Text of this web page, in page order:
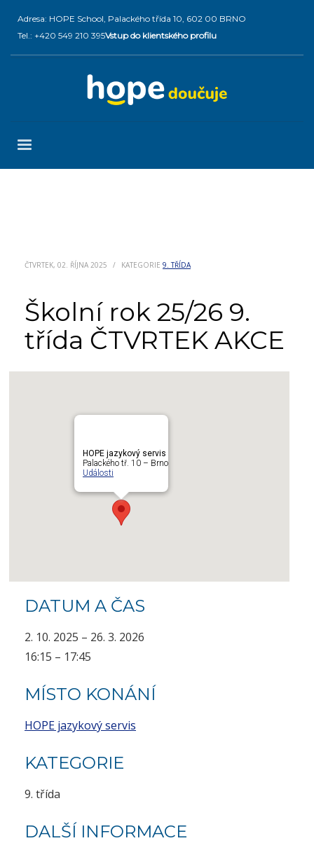
Adresa: HOPE School, Palackého třída 10, 602 00 BRNO
Tel.: +420 549 210 395Vstup do klientského profilu
ČTVRTEK, 02. ŘÍJNA 2025 / KATEGORIE 9. TŘÍDA
Školní rok 25/26 9.
třída ČTVRTEK AKCE
HOPE jazykový servis
Palackého tř. 10 – Brno
Události
DATUM A ČAS
2. 10. 2025 – 26. 3. 2026
16:15 – 17:45
MÍSTO KONÁNÍ
HOPE jazykový servis
KATEGORIE
9. třída
DALŠÍ INFORMACE